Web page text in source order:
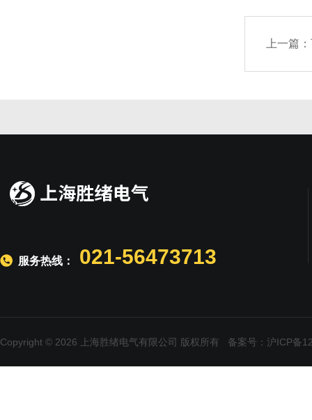
上一篇：
服务热线： 021-56473713
Copyright © 2026 上海胜绪电气有限公司 版权所有 备案号：沪ICP备